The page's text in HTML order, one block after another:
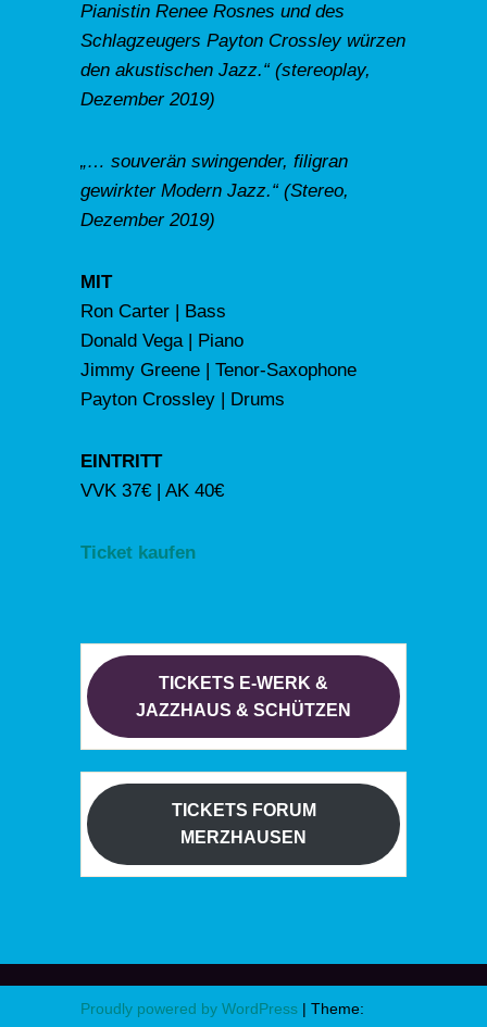
Pianistin Renee Rosnes und des
Schlagzeugers Payton Crossley würzen
den akustischen Jazz.“ (stereoplay,
Dezember 2019)
„… souverän swingender, filigran
gewirkter Modern Jazz.“ (Stereo,
Dezember 2019)
MIT
Ron Carter | Bass
Donald Vega | Piano
Jimmy Greene | Tenor-Saxophone
Payton Crossley | Drums
EINTRITT
VVK 37€ | AK 40€
Ticket kaufen
TICKETS E-WERK &
JAZZHAUS & SCHÜTZEN
TICKETS FORUM
MERZHAUSEN
Proudly powered by WordPress | Theme: